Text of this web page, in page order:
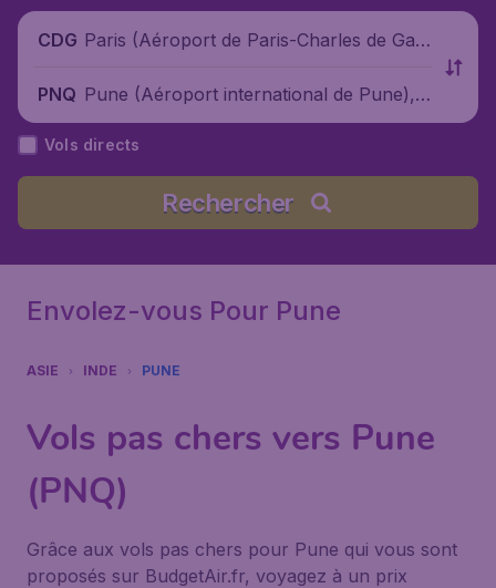
CDG Paris (Aéroport de Paris-Charles de Gaul
PNQ Pune (Aéroport international de Pune), I
nde
Vols directs
Rechercher
Envolez-vous Pour Pune
ASIE INDE PUNE
Vols pas chers vers Pune
(PNQ)
Grâce aux vols pas chers pour Pune qui vous sont
proposés sur BudgetAir.fr, voyagez à un prix